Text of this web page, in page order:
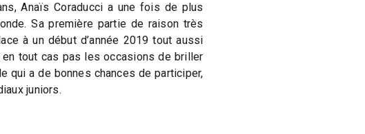
Anaïs Coraducci a une fois de plus
Sa première partie de raison très
à un début d’année 2019 tout aussi
en tout cas pas les occasions de briller
qui a de bonnes chances de participer,
juniors.